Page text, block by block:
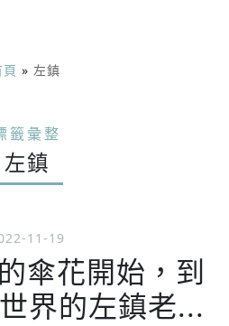
» 左鎮
籤彙整
左鎮
11-19
傘花開始，到
界的左鎮老...